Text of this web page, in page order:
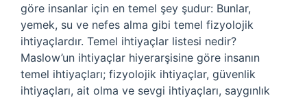
göre insanlar için en temel şey şudur: Bunlar,
yemek, su ve nefes alma gibi temel fizyolojik
ihtiyaçlardır. Temel ihtiyaçlar listesi nedir?
Maslow’un ihtiyaçlar hiyerarşisine göre insanın
temel ihtiyaçları; fizyolojik ihtiyaçlar, güvenlik
ihtiyaçları, ait olma ve sevgi ihtiyaçları, saygınlık